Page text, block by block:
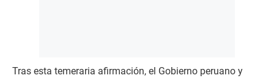
Tras esta temeraria afirmación, el Gobierno peruano y